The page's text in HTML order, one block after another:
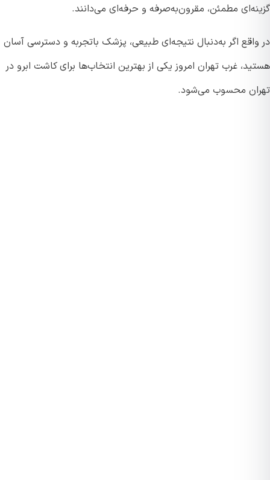
مطمئن، مقرون‌به‌صرفه و حرفه‌ای می‌دانند.
اگر به‌دنبال نتیجه‌ای طبیعی، پزشک باتجربه و دسترسی آسان
غرب تهران امروز یکی از بهترین انتخاب‌ها برای کاشت ابرو در
محسوب می‌شود.